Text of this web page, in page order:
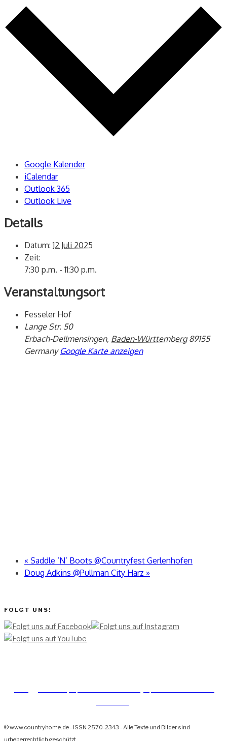
Google Kalender
iCalendar
Outlook 365
Outlook Live
Details
Datum: 12 Juli 2025
Zeit:
7:30 p.m. - 11:30 p.m.
Veranstaltungsort
Fesseler Hof
Lange Str. 50
Erbach-Dellmensingen, Baden-Württemberg 89155
Germany Google Karte anzeigen
« Saddle ‘N’ Boots @Countryfest Gerlenhofen
Doug Adkins @Pullman City Harz »
FOLGT UNS!
© www.countryhome.de - ISSN 2570-2343 - Alle Texte und Bilder sind